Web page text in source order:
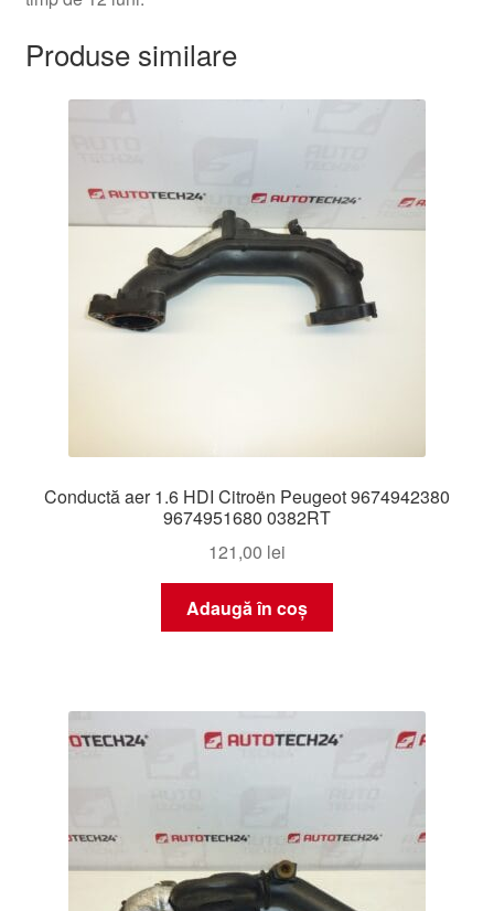
Produse similare
Conductă aer 1.6 HDI Citroën Peugeot 9674942380
9674951680 0382RT
121,00 lei
Adaugă în coș